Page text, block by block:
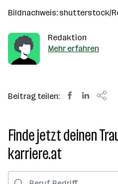
Bildnachweis: shutterstock/
Redaktion
Mehr erfahren
Beitrag teilen:
Finde jetzt deinen
karriere.at